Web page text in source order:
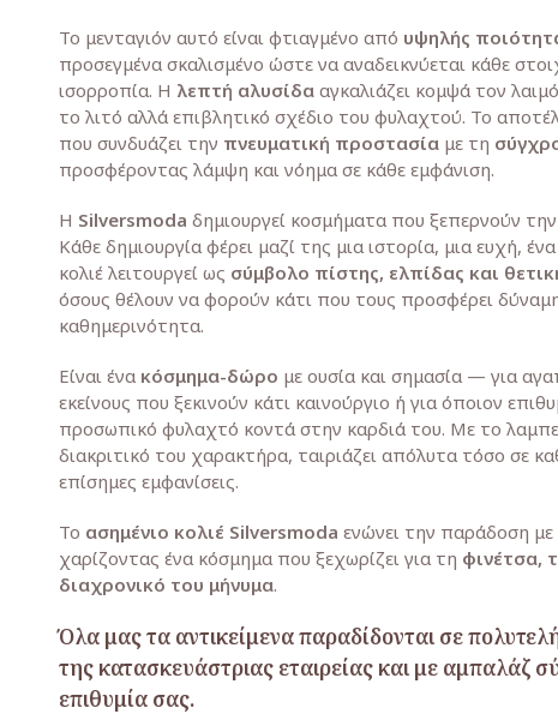
Το μενταγιόν αυτό είναι φτιαγμένο από υψηλής
προσεγμένα σκαλισμένο ώστε να αναδεικνύεται κάθε
ισορροπία. Η λεπτή αλυσίδα αγκαλιάζει κομψά τον
το λιτό αλλά επιβλητικό σχέδιο του φυλαχτού. Το
που συνδυάζει την πνευματική προστασία με τη
προσφέροντας λάμψη και νόημα σε κάθε εμφάνιση.
Η Silversmoda δημιουργεί κοσμήματα που ξεπερνούν
Κάθε δημιουργία φέρει μαζί της μια ιστορία, μια ευχή,
κολιέ λειτουργεί ως σύμβολο πίστης, ελπίδας και
όσους θέλουν να φορούν κάτι που τους προσφέρει
καθημερινότητα.
Είναι ένα κόσμημα-δώρο με ουσία και σημασία — για
εκείνους που ξεκινούν κάτι καινούργιο ή για όποιον
προσωπικό φυλαχτό κοντά στην καρδιά του. Με το
διακριτικό του χαρακτήρα, ταιριάζει απόλυτα τόσο σε
επίσημες εμφανίσεις.
Το ασημένιο κολιέ Silversmoda ενώνει την παράδοση
χαρίζοντας ένα κόσμημα που ξεχωρίζει για τη φινέτσα,
διαχρονικό του μήνυμα.
Όλα μας τα αντικείμενα παραδίδονται σε
της κατασκευάστριας εταιρείας και με αμπαλάζ
επιθυμία σας.